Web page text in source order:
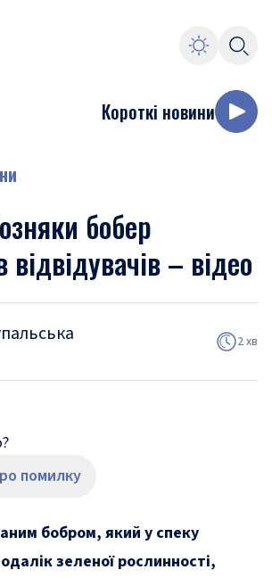
Короткі новини
бобер
– відео
2 хв
помилку
бобром, який у спеку
зеленої рослинності,